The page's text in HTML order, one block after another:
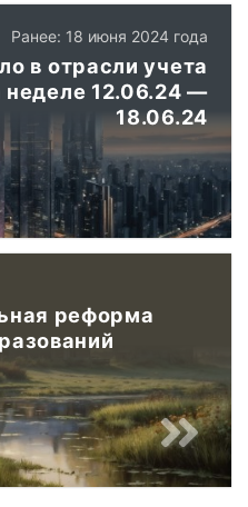
Ранее: 18 июня 2024 года
в отрасли учета
12.06.24 —
18.06.24
реформа